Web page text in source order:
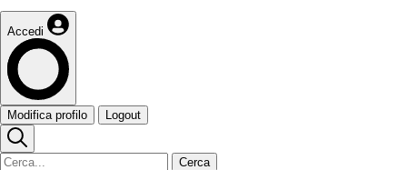
Accedi
Modifica profilo Logout
Cerca